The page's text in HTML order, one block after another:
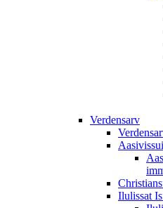
Verdensarv
Ilulissat